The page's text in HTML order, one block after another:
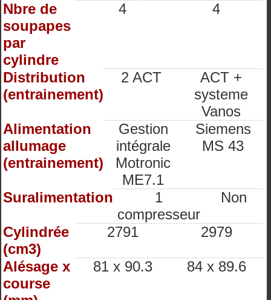
Nbre de
soupapes
par
cylindre
4 4
Distribution
(entrainement)
2 ACT
ACT +
systeme
Vanos
Alimentation
allumage
(entrainement)
Gestion
intégrale
Motronic
ME7.1
Siemens
MS 43
Suralimentation
1
compresseur
Non
Cylindrée
(cm3)
2791 2979
Alésage x
course
81 x 90.3 84 x 89.6